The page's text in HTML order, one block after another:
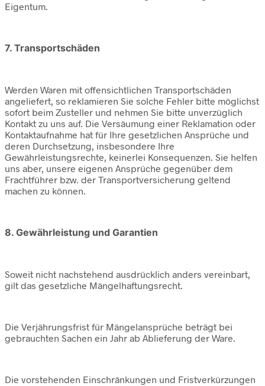
Eigentum.
7. Transportschäden
Werden Waren mit offensichtlichen Transportschäden
angeliefert, so reklamieren Sie solche Fehler bitte möglichst
sofort beim Zusteller und nehmen Sie bitte unverzüglich
Kontakt zu uns auf. Die Versäumung einer Reklamation oder
Kontaktaufnahme hat für Ihre gesetzlichen Ansprüche und
deren Durchsetzung, insbesondere Ihre
Gewährleistungsrechte, keinerlei Konsequenzen. Sie helfen
uns aber, unsere eigenen Ansprüche gegenüber dem
Frachtführer bzw. der Transportversicherung geltend
machen zu können.
8. Gewährleistung und Garantien
Soweit nicht nachstehend ausdrücklich anders vereinbart,
gilt das gesetzliche Mängelhaftungsrecht.
Die Verjährungsfrist für Mängelansprüche beträgt bei
gebrauchten Sachen ein Jahr ab Ablieferung der Ware.
Die vorstehenden Einschränkungen und Fristverkürzungen